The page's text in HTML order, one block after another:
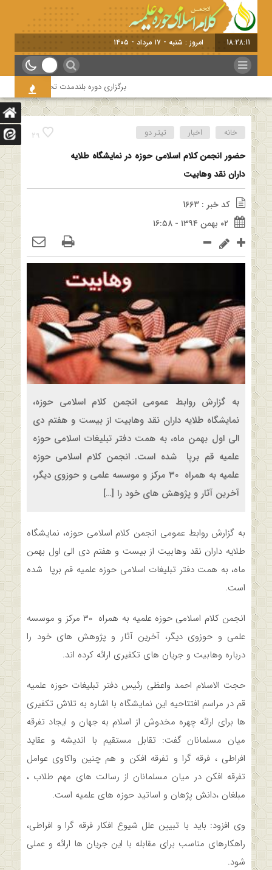
18:28:12 امروز : شنبه - ۱۷ مرداد - ۱۴۰۵
برگزاری دوره بلندمدت تخصصی و کارگاه
29 خانه اخبار تیتر دو
حضور انجمن کلام اسلامی حوزه در نمایشگاه طلایه
داران نقد وهابیت
کد خبر : 1663
۰۲ بهمن ۱۳۹۴ - ۱۶:۵۸
به گزارش روابط عمومی انجمن کلام اسلامی حوزه،
نمایشگاه طلایه داران نقد وهابیت از بیست و هفتم دی
الی اول بهمن ماه، به همت دفتر تبلیغات اسلامی حوزه
علمیه قم برپا شده است. انجمن کلام اسلامی حوزه
علمیه به همراه ۳۰ مرکز و موسسه علمی و حوزوی دیگر،
آخرین آثار و پژوهش های خود را […]
به گزارش روابط عمومی انجمن کلام اسلامی حوزه، نمایشگاه
طلایه داران نقد وهابیت از بیست و هفتم دی الی اول بهمن
ماه، به همت دفتر تبلیغات اسلامی حوزه علمیه قم برپا شده
است.
انجمن کلام اسلامی حوزه علمیه به همراه ۳۰ مرکز و موسسه
علمی و حوزوی دیگر، آخرین آثار و پژوهش های خود را
درباره وهابیت و جریان های تکفیری ارائه کرده اند.
حجت الاسلام احمد واعظی رئیس دفتر تبلیغات حوزه علمیه
قم در مراسم افتتاحیه این نمایشگاه با اشاره به تلاش تکفیری
ها برای ارائه چهره مخدوش از اسلام به جهان و ایجاد تفرقه
میان مسلمانان گفت: تقابل مستقیم با اندیشه و عقاید
افراطی ، فرقه گرا و تفرقه افکن و هم چنین واکاوی عوامل
تفرقه افکن در میان مسلمانان از رسالت های مهم طلاب ،
مبلغان ،دانش پژهان و اساتید حوزه های علمیه است.
وی افزود: باید با تبیین علل شیوع افکار فرقه گرا و افراطی،
راهکارهای مناسب برای مقابله با این جریان ها ارائه و عملی
شود.